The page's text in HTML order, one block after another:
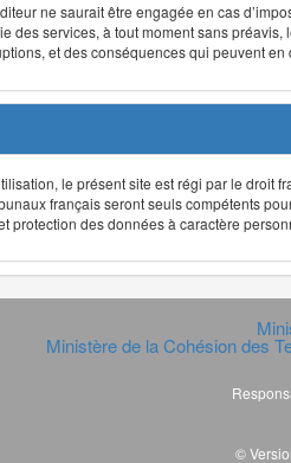
ne saurait être engagée en cas
des services, à tout moment sans
et des conséquences qui peuvent en
le présent site est régi par le droit
français seront seuls compétents
protection des données à caractère
Ministère de la Cohésion des
©